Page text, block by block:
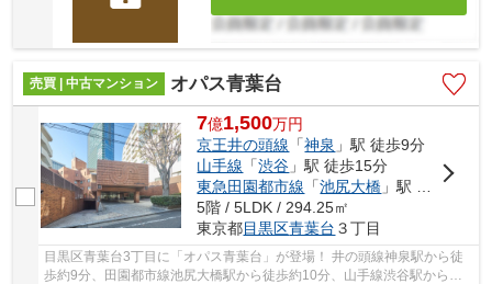
売買 | 中古マンション オパス青葉台
7億1,500万円
京王井の頭線 「神泉 」駅 徒歩9分
山手線 「渋谷 」駅 徒歩15分
東急田園都市線 「池尻大橋 」駅 徒歩10分
5階 / 5LDK / 294.25㎡
東京都目黒区青葉台 ３丁目
目黒区青葉台3丁目に「オパス青葉台」が登場！ 井の頭線神泉駅から徒
歩約9分、田園都市線池尻大橋駅から徒歩約10分、山手線渋谷駅から徒